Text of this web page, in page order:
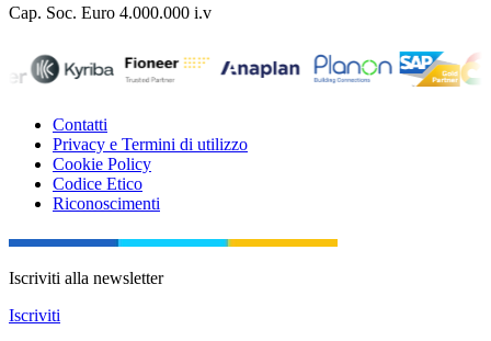
Cap. Soc. Euro 4.000.000 i.v
Contatti
Privacy e Termini di utilizzo
Cookie Policy
Codice Etico
Riconoscimenti
Iscriviti alla newsletter
Iscriviti